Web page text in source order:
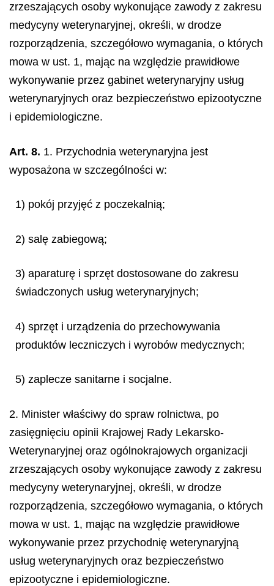
zrzeszających osoby wykonujące zawody z zakresu
medycyny weterynaryjnej, określi, w drodze
rozporządzenia, szczegółowo wymagania, o których
mowa w ust. 1, mając na względzie prawidłowe
wykonywanie przez gabinet weterynaryjny usług
weterynaryjnych oraz bezpieczeństwo epizootyczne
i epidemiologiczne.
Art. 8. 1. Przychodnia weterynaryjna jest
wyposażona w szczególności w:
1) pokój przyjęć z poczekalnią;
2) salę zabiegową;
3) aparaturę i sprzęt dostosowane do zakresu
świadczonych usług weterynaryjnych;
4) sprzęt i urządzenia do przechowywania
produktów leczniczych i wyrobów medycznych;
5) zaplecze sanitarne i socjalne.
2. Minister właściwy do spraw rolnictwa, po
zasięgnięciu opinii Krajowej Rady Lekarsko-
Weterynaryjnej oraz ogólnokrajowych organizacji
zrzeszających osoby wykonujące zawody z zakresu
medycyny weterynaryjnej, określi, w drodze
rozporządzenia, szczegółowo wymagania, o których
mowa w ust. 1, mając na względzie prawidłowe
wykonywanie przez przychodnię weterynaryjną
usług weterynaryjnych oraz bezpieczeństwo
epizootyczne i epidemiologiczne.